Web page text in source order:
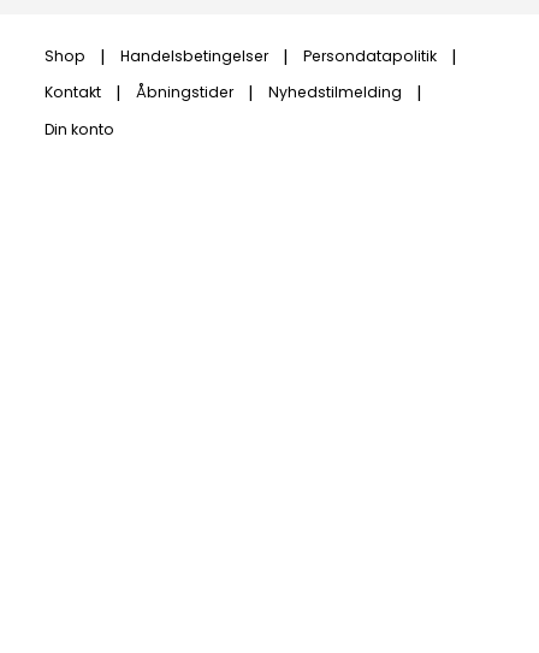
Shop Handelsbetingelser
Persondatapolitik
Kontakt
Åbningstider
Nyhedstilmelding
Din konto